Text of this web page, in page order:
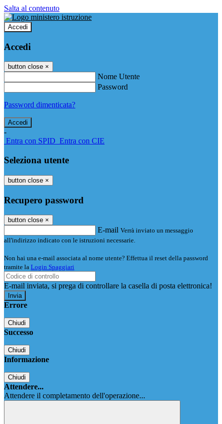
Salta al contenuto
Accedi
Accedi
button close ×
Nome Utente
Password
Password dimenticata?
-
Entra con SPID Entra con CIE
Seleziona utente
button close ×
Recupero password
button close ×
E-mail Verrà inviato un messaggio
all'indirizzo indicato con le istruzioni necessarie.
Non hai una e-mail associata al nome utente? Effettua il reset della password
tramite la Login Spaggiari
E-mail inviata, si prega di controllare la casella di posta elettronica!
Errore
Chiudi
Successo
Chiudi
Informazione
Chiudi
Attendere...
Attendere il completamento dell'operazione...